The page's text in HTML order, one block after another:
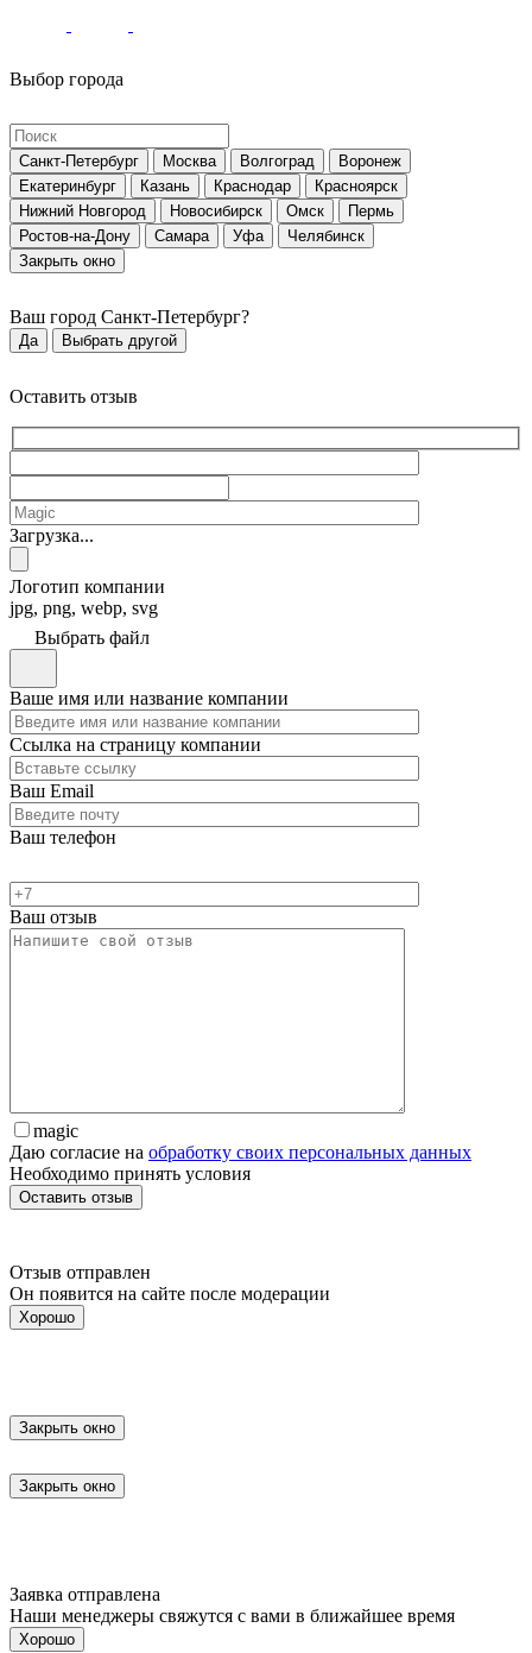
Выбор города
Санкт-Петербург Москва Волгоград
Воронеж
Екатеринбург
Казань Краснодар
Красноярск
Нижний Новгород
Новосибирск Омск
Пермь
Ростов-на-Дону
Самара Уфа
Челябинск
Закрыть окно
Ваш город Санкт-Петербург?
Да Выбрать другой
Оставить отзыв
Загрузка...
Логотип компании
jpg, png, webp, svg
Выбрать файл
Ваше имя или название компании
Ссылка на страницу компании
Ваш Email
Ваш телефон
Ваш отзыв
magic
Даю согласие на обработку своих персональных данных
Необходимо принять условия
Отзыв отправлен
Он появится на сайте после модерации
Хорошо
Закрыть окно
Закрыть окно
Заявка отправлена
Наши менеджеры свяжутся с вами в ближайшее время
Хорошо